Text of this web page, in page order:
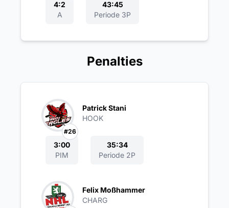
4:2
A
43:45
Periode 3P
Penalties
#26
Patrick Stani
HOOK
3:00
PIM
35:34
Periode 2P
Felix Moßhammer
CHARG